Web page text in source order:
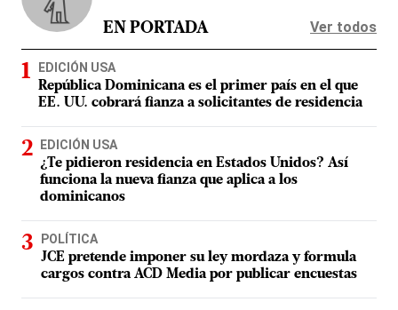
EN PORTADA Ver todos
EDICIÓN USA
República Dominicana es el primer país en el que
EE. UU. cobrará fianza a solicitantes de residencia
EDICIÓN USA
¿Te pidieron residencia en Estados Unidos? Así
funciona la nueva fianza que aplica a los
dominicanos
POLÍTICA
JCE pretende imponer su ley mordaza y formula
cargos contra ACD Media por publicar encuestas